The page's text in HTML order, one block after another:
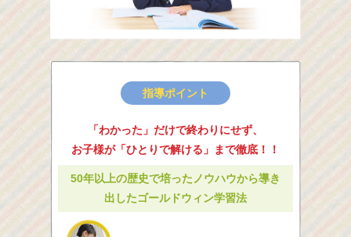
指導ポイント
「わかった」だけで終わりにせず、
お子様が「ひとりで解ける」まで徹底！！
50年以上の歴史で培ったノウハウから導き
出したゴールドウィン学習法